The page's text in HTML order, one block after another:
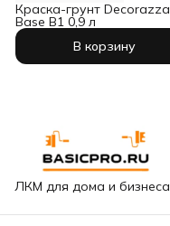
Краска-грунт Decorazza
Base B1 0,9 л
В корзину
ЛКМ для дома и бизнеса